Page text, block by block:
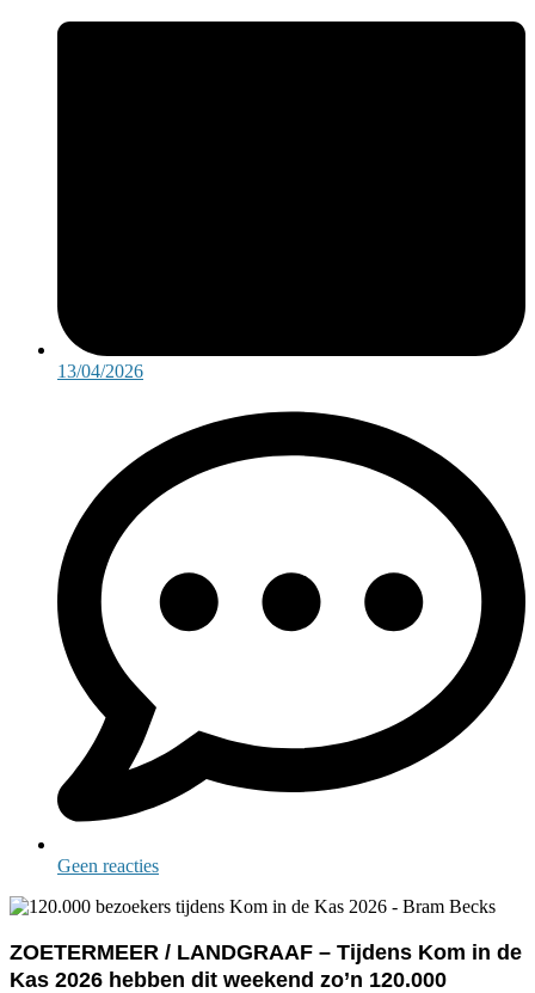
13/04/2026
Geen reacties
ZOETERMEER / LANDGRAAF – Tijdens Kom in de
Kas 2026 hebben dit weekend zo’n 120.000